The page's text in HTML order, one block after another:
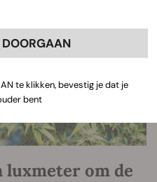
luxmeter om de
te klikken, bevestig je dat je
bent